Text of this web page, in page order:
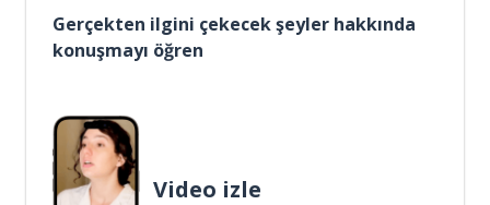
Gerçekten ilgini çekecek şeyler hakkında
konuşmayı öğren
Video izle